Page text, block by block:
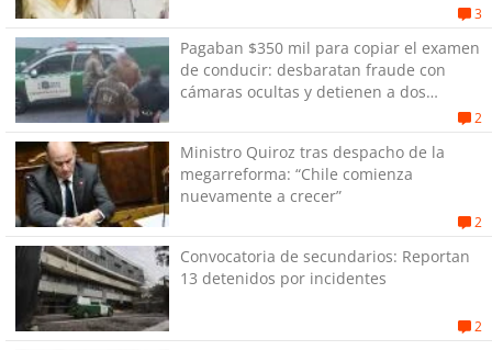
3
Pagaban $350 mil para copiar el examen
de conducir: desbaratan fraude con
cámaras ocultas y detienen a dos
2
Ministro Quiroz tras despacho de la
megarreforma: “Chile comienza
nuevamente a crecer”
2
Convocatoria de secundarios: Reportan
13 detenidos por incidentes
2